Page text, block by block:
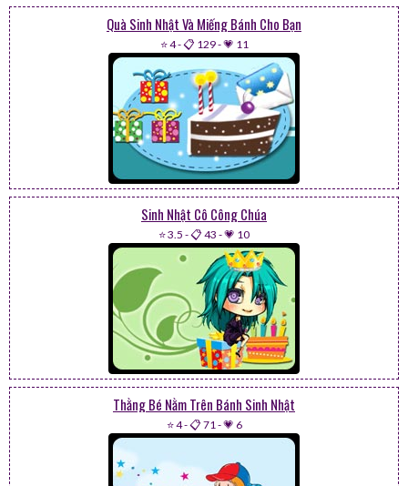
Quà Sinh Nhật Và Miếng Bánh Cho Bạn
⭐ 4-📋 129-💗 11
Sinh Nhật Cô Công Chúa
⭐ 3.5 -📋 43 -💗 10
Thằng Bé Nằm Trên Bánh Sinh Nhật
⭐ 4-📋 71-💗 6